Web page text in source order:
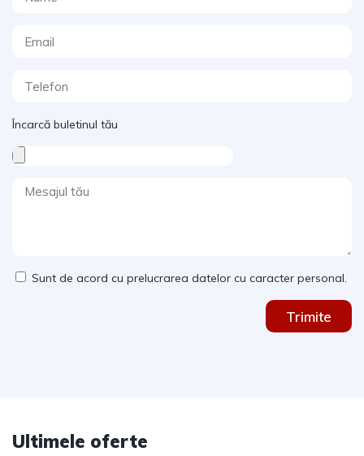
Încarcă buletinul tău
Sunt de acord cu prelucrarea datelor cu caracter personal.
Trimite
Ultimele oferte